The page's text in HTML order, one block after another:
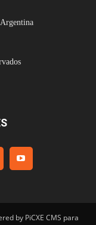
by PiCXE CMS para